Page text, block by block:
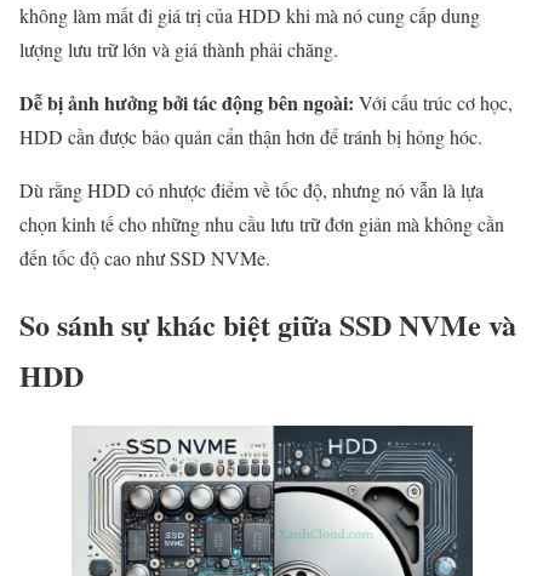
không làm mất đi giá trị của HDD khi mà nó cung cấp dung
lượng lưu trữ lớn và giá thành phải chăng.
Dễ bị ảnh hưởng bởi tác động bên ngoài: Với cấu trúc cơ học,
HDD cần được bảo quản cẩn thận hơn để tránh bị hỏng hóc.
Dù rằng HDD có nhược điểm về tốc độ, nhưng nó vẫn là lựa
chọn kinh tế cho những nhu cầu lưu trữ đơn giản mà không cần
đến tốc độ cao như SSD NVMe.
So sánh sự khác biệt giữa SSD NVMe và
HDD